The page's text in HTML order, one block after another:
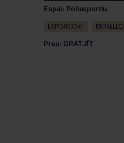
Espai: Poliesportiu
Exposicions Morelló
Preu: GRATUÏT